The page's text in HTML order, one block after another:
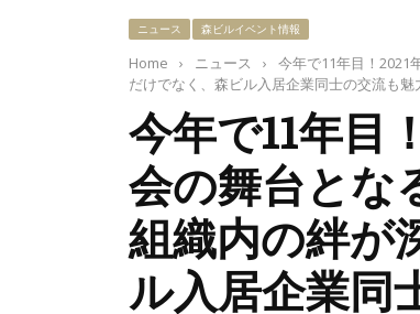
ニュース 森ビルイベント情報
Home › ニュース ›
今年で11年目！2021
だけでなく、森ビル入居企業同士の交流も
今年で11年目
会の舞台とな
組織内の絆が
ル入居企業同